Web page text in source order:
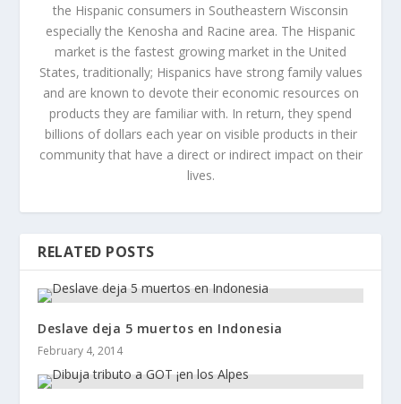
the Hispanic consumers in Southeastern Wisconsin
especially the Kenosha and Racine area. The Hispanic
market is the fastest growing market in the United
States, traditionally; Hispanics have strong family values
and are known to devote their economic resources on
products they are familiar with. In return, they spend
billions of dollars each year on visible products in their
community that have a direct or indirect impact on their
lives.
RELATED POSTS
Deslave deja 5 muertos en Indonesia
February 4, 2014